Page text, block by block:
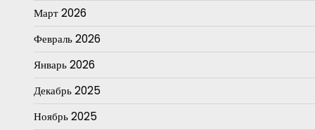
Март 2026
Февраль 2026
Январь 2026
Декабрь 2025
Ноябрь 2025